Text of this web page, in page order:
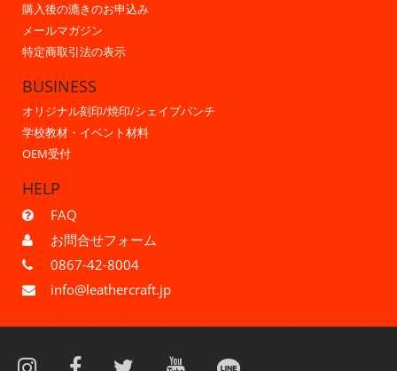
購入後の漉きのお申込み
メールマガジン
特定商取引法の表示
BUSINESS
オリジナル刻印/焼印/シェイプパンチ
学校教材・イベント材料
OEM受付
HELP
FAQ
お問合せフォーム
0867-42-8004
info@leathercraft.jp